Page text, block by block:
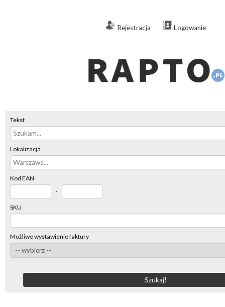
Rejestracja Logowanie
Tekst
Lokalizacja
Kod EAN
-
SKU
Możliwe wystawienie faktury